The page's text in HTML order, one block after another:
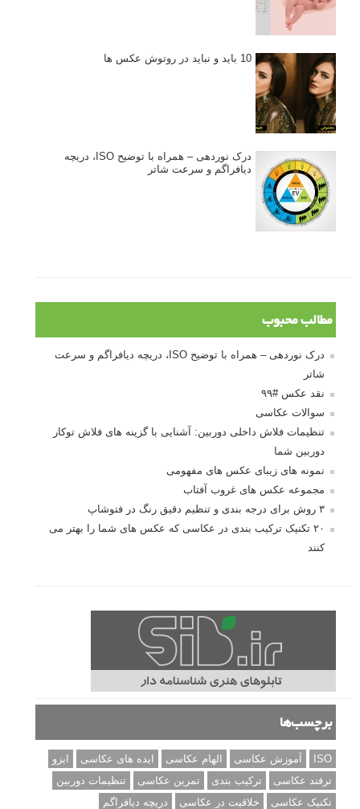
10 باید و نباید در روتوش عکس ها
درک نوردهی – همراه با توضیح ISO، دریچه
دیافراگم و سرعت شاتر
مطالب محبوب
درک نوردهی – همراه با توضیح ISO، دریچه دیافراگم و سرعت
شاتر
نقد عکس #۹۹
سوالات عکاسی
تنظیمات فلاش داخلی دوربین: آشنایی با گزینه های فلاش توکار
دوربین شما
نمونه های زیبای عکس های مفهومی
مجموعه عکس های غروب آفتاب
۳ روش برای درجه بندی و تنظیم دقیق رنگ در فتوشاپ
۲۰ تکنیک ترکیب بندی در عکاسی که عکس های شما را بهتر می
کنند
برچسب‌ها
ISO آموزش عکاسی الهام عکاسی ایده های عکاسی
ایزو
ترفند عکاسی
ترکیب بندی تمرین عکاسی
تنظیمات دوربین
تکنیک عکاسی
خلاقیت در عکاسی
دریچه دیافراگم